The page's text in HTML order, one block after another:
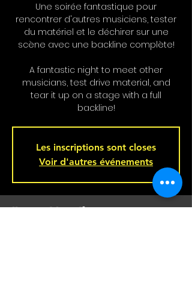
Une soirée fantastique pour
rencontrer d'autres musiciens, tester
du matériel et le déchirer sur une
scène avec une backline complète!
A fantastic night to meet other
musicians, test drive material, and
tear it up on a stage with a full
backline!
Les inscriptions sont closes
Voir d'autres événements
Heure et Location